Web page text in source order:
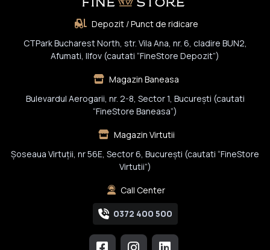
Depozit / Punct de ridicare
CTPark Bucharest North, str. Vila Ana, nr. 6, cladire BUN2,
Afumati, Ilfov (cautati “FineStore Depozit”)
Magazin Baneasa
Bulevardul Aerogarii, nr. 2-8, Sector 1, Bucureşti (cautati
“FineStore Baneasa”)
Magazin Virtutii
Șoseaua Virtuții, nr 56E, Sector 6, București (cautati “FineStore
Virtutii”)
Call Center
0372 400 500